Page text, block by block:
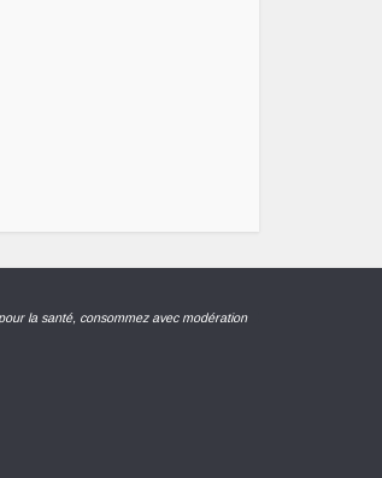
la santé, consommez avec modération